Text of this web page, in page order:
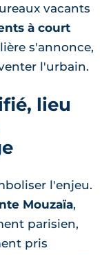
vacants
à court
s'annonce,
l'urbain.
lieu
l'enjeu.
Mouzaïa,
parisien,
pris